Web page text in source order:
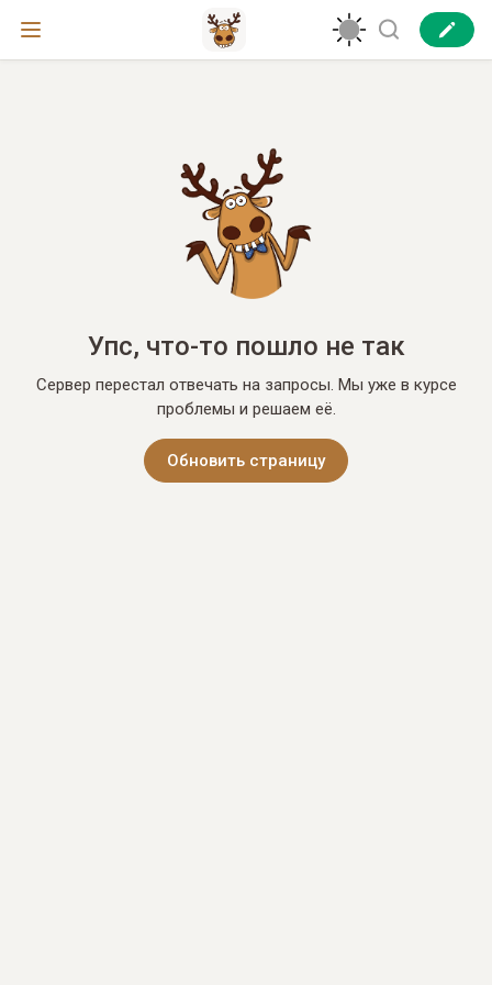
Упс, что-то пошло не так
Сервер перестал отвечать на запросы. Мы уже в курсе
проблемы и решаем её.
Обновить страницу